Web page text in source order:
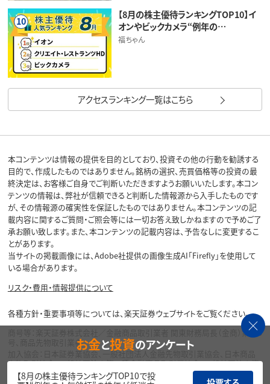
10
【8月の株主優待ランキングTOP10】イ
オンやビックカメラ“例年の…
福ちゃん
アクセスランキング一覧はこちら
本コンテンツは情報の提供を目的としており、投資その他の行動を勧誘する
目的で、作成したものではありません。銘柄の選択、売買価格等の投資の最
終決定は、お客様ご自身でご判断いただきますようお願いいたします。本コン
テンツの情報は、弊社が信頼できると判断した情報源から入手したものです
が、その情報源の確実性を保証したものではありません。本コンテンツの記
載内容に関するご質問・ご照会等には一切お答え致しかねますので予めご了
承お願い致します。また、本コンテンツの記載内容は、予告なしに変更するこ
とがあります。
当サイトの掲載画像には、Adobe社提供の画像生成AI「Firefly」を使用して
いる場合があります。
リスク・費用・情報提供について
各種方針・重要事項等については、楽天証券ウェブサイトをご覧ください。
商号等：楽天証券株式会社／金融商品取引業者 関東財務局長（金商）第195
号、商品先物取引業者
加入協会：日本証券業協会、一般社団法人金融先物取引業協会、日本商品
先物取引協会、一般社団法人第二種金融商品取引業協会、一般社団法人資
産運用業協会
お金と投資のアンケート
【8月の株主優待ランキングTOP10で投